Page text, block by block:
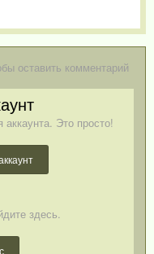
оставить комментарий
аккаунта. Это просто!
здесь.